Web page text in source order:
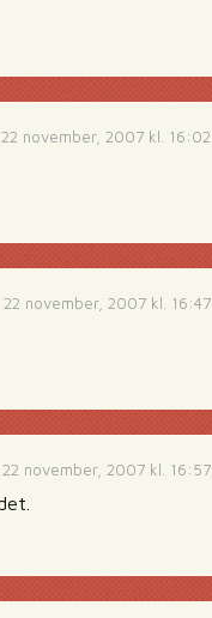
22 november, 2007 kl. 16:02
22 november, 2007 kl. 16:47
22 november, 2007 kl. 16:57